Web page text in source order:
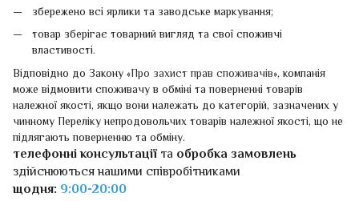
збережено всі ярлики та заводське маркування;
товар зберігає товарний вигляд та свої споживчі
властивості.
Відповідно до Закону «Про захист прав споживачів», компанія
може відмовити споживачу в обміні та поверненні товарів
належної якості, якщо вони належать до категорій, зазначених у
чинному Переліку непродовольчих товарів належної якості, що не
підлягають поверненню та обміну.
телефонні консультації та обробка замовлень
здійснюються нашими співробітниками
щодня: 9:00-20:00